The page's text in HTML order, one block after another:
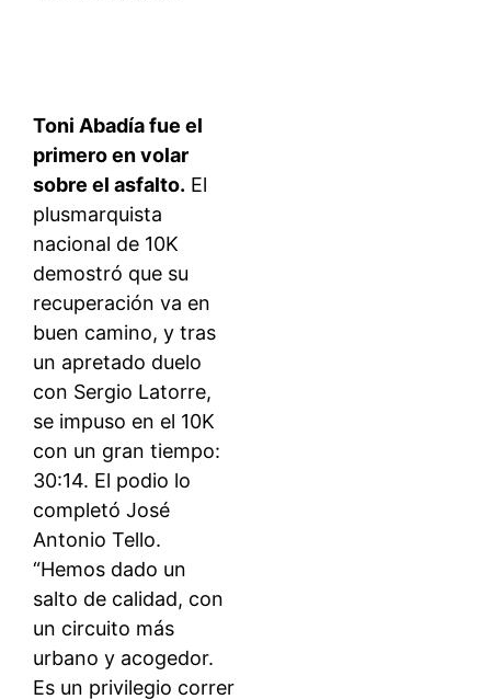
Toni Abadía fue el
primero en volar
sobre el asfalto. El
plusmarquista
nacional de 10K
demostró que su
recuperación va en
buen camino, y tras
un apretado duelo
con Sergio Latorre,
se impuso en el 10K
con un gran tiempo:
30:14. El podio lo
completó José
Antonio Tello.
“Hemos dado un
salto de calidad, con
un circuito más
urbano y acogedor.
Es un privilegio correr